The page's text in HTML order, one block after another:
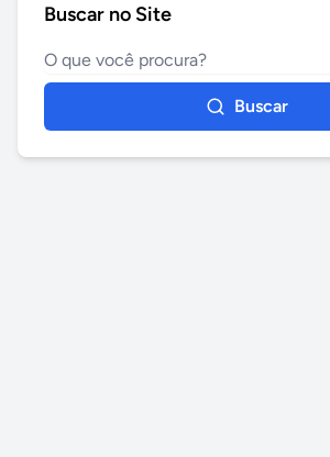
Buscar no Site
Buscar